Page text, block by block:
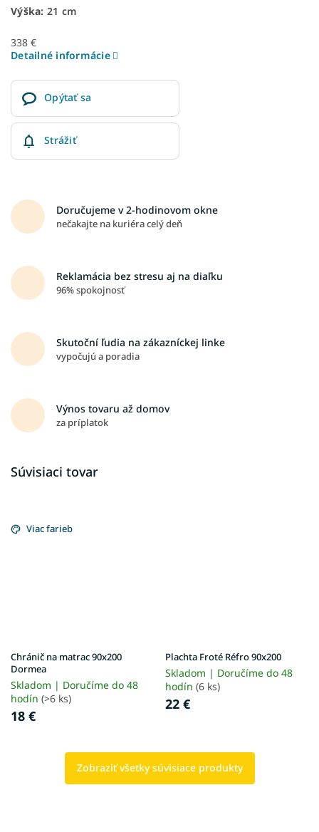
Výška: 21 cm
338 €
Detailné informácie
Opýtať sa
Strážiť
Doručujeme v 2-hodinovom okne
nečakajte na kuriéra celý deň
Reklamácia bez stresu aj na diaľku
96% spokojnosť
Skutoční ľudia na zákazníckej linke
vypočujú a poradia
Výnos tovaru až domov
za príplatok
Súvisiaci tovar
Viac farieb
Chránič na matrac 90x200
Dormea
Skladom | Doručíme do 48
hodín (>6 ks)
18 €
Plachta Froté Réfro 90x200
Skladom | Doručíme do 48
hodín (6 ks)
22 €
Zobraziť všetky súvisiace produkty